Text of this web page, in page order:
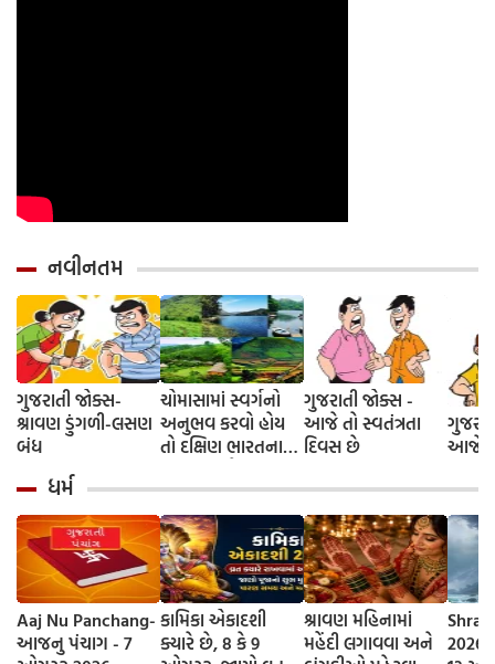
નવીનતમ
ગુજરાતી જોક્સ-
શ્રાવણ ડુંગળી-લસણ
બંધ
ચોમાસામાં સ્વર્ગનો
અનુભવ કરવો હોય
તો દક્ષિણ ભારતના
મુલાકાત લો
ગુજરાતી જોક્સ -
આજે તો સ્વતંત્રતા
દિવસ છે
આજે
ધર્મ
Aaj Nu Panchang-
આજનુ પંચાગ - 7
કામિકા એકાદશી
ક્યારે છે, 8 કે 9
શ્રાવણ મહિનામાં
મહેંદી લગાવવા અને 2026